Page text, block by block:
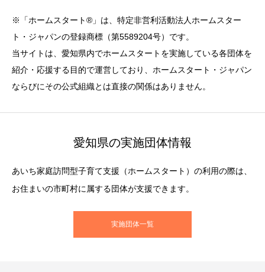
※「ホームスタート®」は、特定非営利活動法人ホームスター
ト・ジャパンの登録商標（第5589204号）です。
当サイトは、愛知県内でホームスタートを実施している各団体を
紹介・応援する目的で運営しており、ホームスタート・ジャパン
ならびにその公式組織とは直接の関係はありません。
愛知県の実施団体情報
あいち家庭訪問型子育て支援（ホームスタート）の利用の際は、
お住まいの市町村に属する団体が支援できます。
実施団体一覧